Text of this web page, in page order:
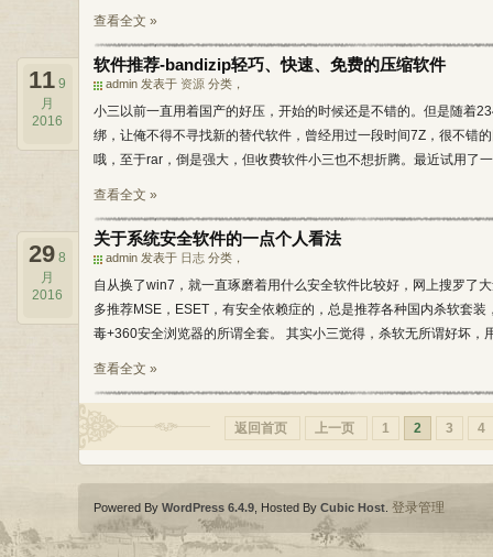
查看全文 »
软件推荐-bandizip轻巧、快速、免费的压缩软件
admin 发表于 资源 分类，
11 9
月
2016
小三以前一直用着国产的好压，开始的时候还是不错的。但是随着
绑，让俺不得不寻找新的替代软件，曾经用过一段时间7Z，很不错
哦，至于rar，倒是强大，但收费软件小三也不想折腾。最近试用了
查看全文 »
关于系统安全软件的一点个人看法
admin 发表于 日志 分类，
29 8
月
2016
自从换了win7，就一直琢磨着用什么安全软件比较好，网上搜罗了
多推荐MSE，ESET，有安全依赖症的，总是推荐各种国内杀软套
毒+360安全浏览器的所谓全套。 其实小三觉得，杀软无所谓好坏，
查看全文 »
返回首页 上一页 1 2 3 4
Powered By WordPress 6.4.9 , Hosted By Cubic Host 登录管理